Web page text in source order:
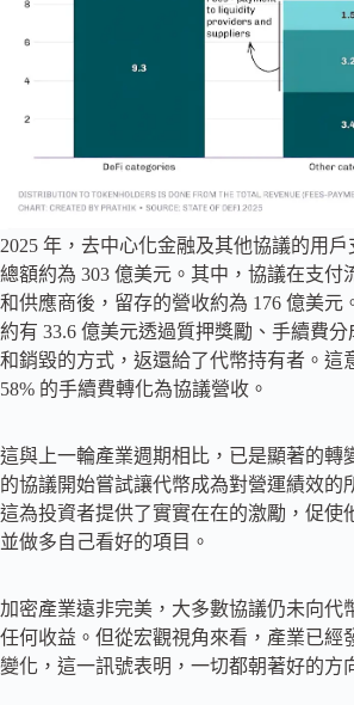
2025 年，去中心化金融及其他協議的用
總額約為 303 億美元。其中，協議在支付
和供應商後，留存的營收約為 176 億美元
約有 33.6 億美元透過質押獎勵、手續費
和銷毀的方式，返還給了代幣持有者。這
58% 的手續費轉化為協議營收。
這與上一輪產業週期相比，已是顯著的轉
的協議開始嘗試讓代幣成為對營運績效的
這為投資者提供了實實在在的激勵，促使
並做多自己看好的項目。
加密產業遠非完美，大多數協議仍未向代
任何收益。但從宏觀視角來看，產業已經
變化，這一訊號表明，一切都朝著好的方